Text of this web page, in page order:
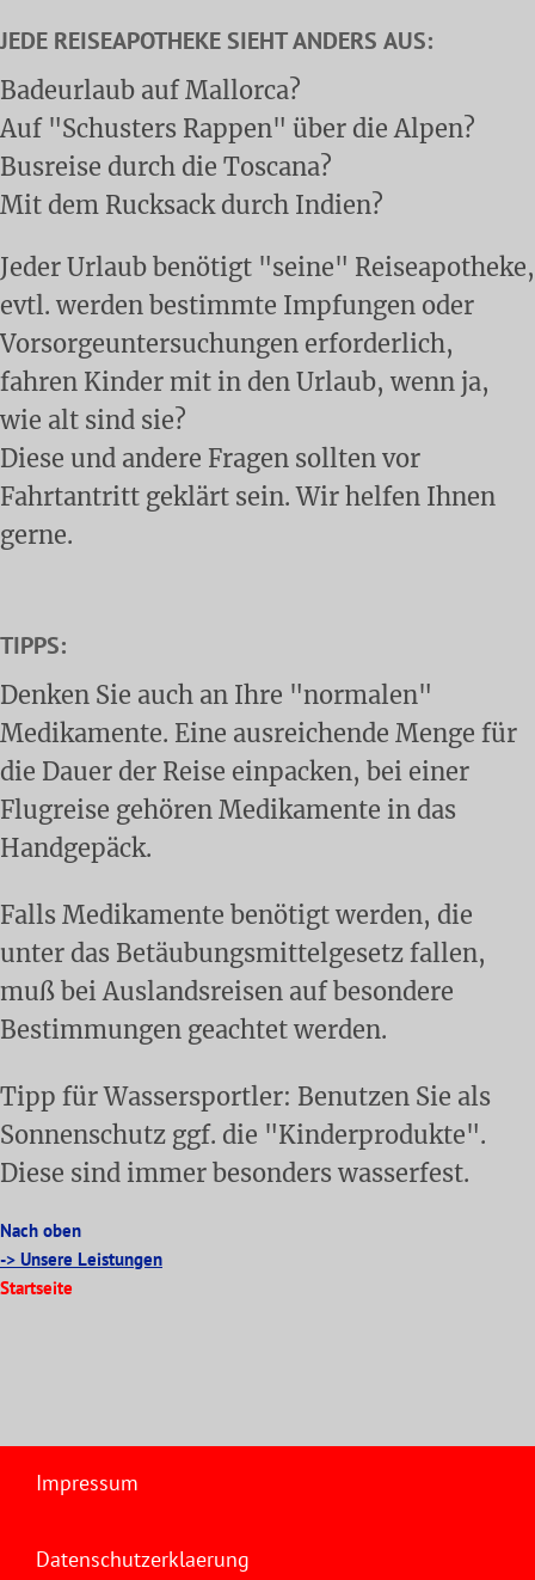
JEDE REISEAPOTHEKE SIEHT ANDERS AUS:
Badeurlaub auf Mallorca?
Auf "Schusters Rappen" über die Alpen?
Busreise durch die Toscana?
Mit dem Rucksack durch Indien?
Jeder Urlaub benötigt "seine" Reiseapotheke,
evtl. werden bestimmte Impfungen oder
Vorsorgeuntersuchungen erforderlich,
fahren Kinder mit in den Urlaub, wenn ja,
wie alt sind sie?
Diese und andere Fragen sollten vor
Fahrtantritt geklärt sein. Wir helfen Ihnen
gerne.
TIPPS:
Denken Sie auch an Ihre "normalen"
Medikamente. Eine ausreichende Menge für
die Dauer der Reise einpacken, bei einer
Flugreise gehören Medikamente in das
Handgepäck.
Falls Medikamente benötigt werden, die
unter das Betäubungsmittelgesetz fallen,
muß bei Auslandsreisen auf besondere
Bestimmungen geachtet werden.
Tipp für Wassersportler: Benutzen Sie als
Sonnenschutz ggf. die "Kinderprodukte".
Diese sind immer besonders wasserfest.
Nach oben
-> Unsere Leistungen
Startseite
Impressum
Datenschutzerklaerung